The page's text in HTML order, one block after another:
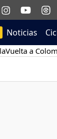
Noticias
Vuelta a